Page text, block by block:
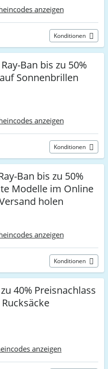
anzeigen
Konditionen
Ban bis zu 50%
Sonnenbrillen
anzeigen
Konditionen
Ban bis zu 50%
Modelle im Online
holen
anzeigen
Konditionen
40% Preisnachlass
anzeigen